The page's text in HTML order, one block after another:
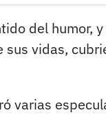
del humor,
sus vidas,
varias